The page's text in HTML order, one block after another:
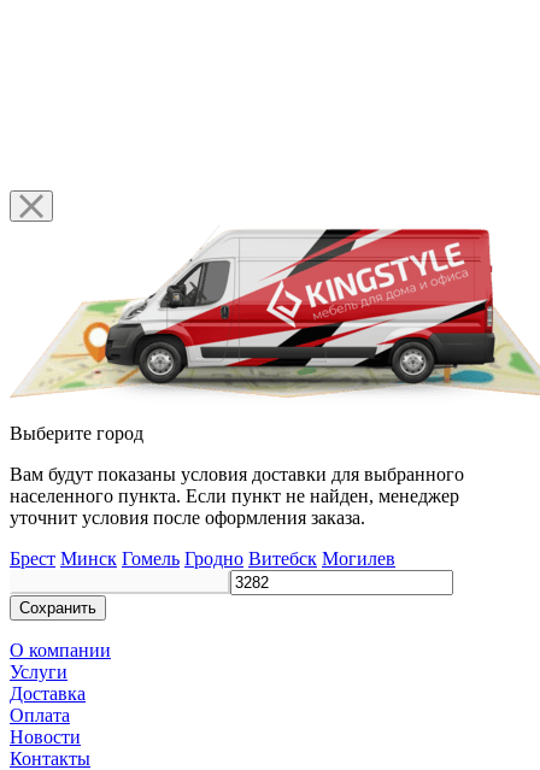
Выберите город
Вам будут показаны условия доставки для выбранного
населенного пункта. Если пункт не найден, менеджер
уточнит условия после оформления заказа.
Брест Минск Гомель Гродно Витебск Могилев
Сохранить
О компании
Услуги
Доставка
Оплата
Новости
Контакты